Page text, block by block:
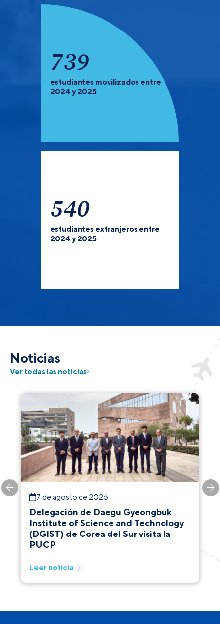
935
estudiantes movilizados entre
2024 y 2025
540
estudiantes extranjeros entre
2024 y 2025
Noticias
Ver todas las noticias
7 de agosto de 2026
Delegación de Daegu Gyeongbuk
Institute of Science and Technology
(DGIST) de Corea del Sur visita la
PUCP
Leer noticia
PREGRADO Y POSGRADO:Recuerda que debes de
verificar las universidades que tienen convocatoria